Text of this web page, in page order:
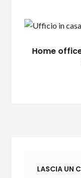
Home
LASCIA UN